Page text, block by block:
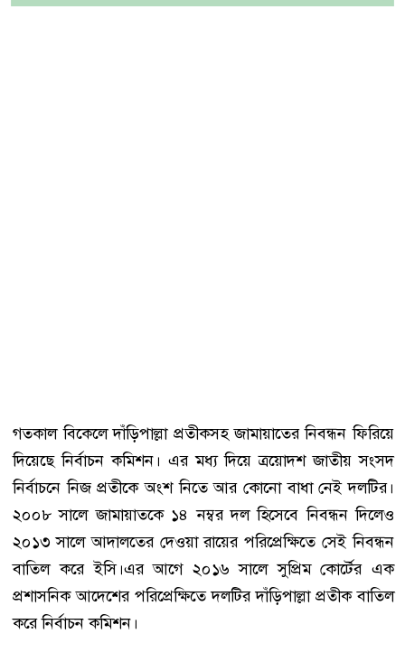
গতকাল বিকেলে দাঁড়িপাল্লা প্রতীকসহ জামায়াতের নিবন্ধন ফিরিয়ে
দিয়েছে নির্বাচন কমিশন। এর মধ্য দিয়ে ত্রয়োদশ জাতীয় সংসদ
নির্বাচনে নিজ প্রতীকে অংশ নিতে আর কোনো বাধা নেই দলটির।
২০০৮ সালে জামায়াতকে ১৪ নম্বর দল হিসেবে নিবন্ধন দিলেও
২০১৩ সালে আদালতের দেওয়া রায়ের পরিপ্রেক্ষিতে সেই নিবন্ধন
বাতিল করে ইসি।এর আগে ২০১৬ সালে সুপ্রিম কোর্টের এক
প্রশাসনিক আদেশের পরিপ্রেক্ষিতে দলটির দাঁড়িপাল্লা প্রতীক বাতিল
করে নির্বাচন কমিশন।